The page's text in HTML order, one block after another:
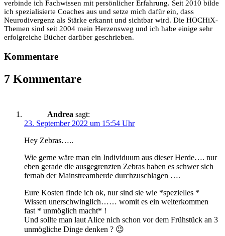
verbinde ich Fachwissen mit persönlicher Erfahrung. Seit 2010 bilde
ich spezialisierte Coaches aus und setze mich dafür ein, dass
Neurodivergenz als Stärke erkannt und sichtbar wird. Die HOCHiX-
Themen sind seit 2004 mein Herzensweg und ich habe einige sehr
erfolgreiche Bücher darüber geschrieben.
Kommentare
7 Kommentare
Andrea sagt:
23. September 2022 um 15:54 Uhr
Hey Zebras…..
Wie gerne wäre man ein Individuum aus dieser Herde…. nur
eben gerade die ausgegrenzten Zebras haben es schwer sich
fernab der Mainstreamherde durchzuschlagen ….
Eure Kosten finde ich ok, nur sind sie wie *spezielles *
Wissen unerschwinglich…… womit es ein weiterkommen
fast * unmöglich macht* !
Und sollte man laut Alice nich schon vor dem Frühstück an 3
unmögliche Dinge denken ? 😉